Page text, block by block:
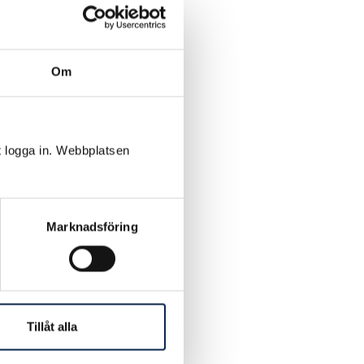
Om
in. Webbplatsen
Marknadsföring
Tillåt alla
ser till
när
att vi
allt och
– ett
den